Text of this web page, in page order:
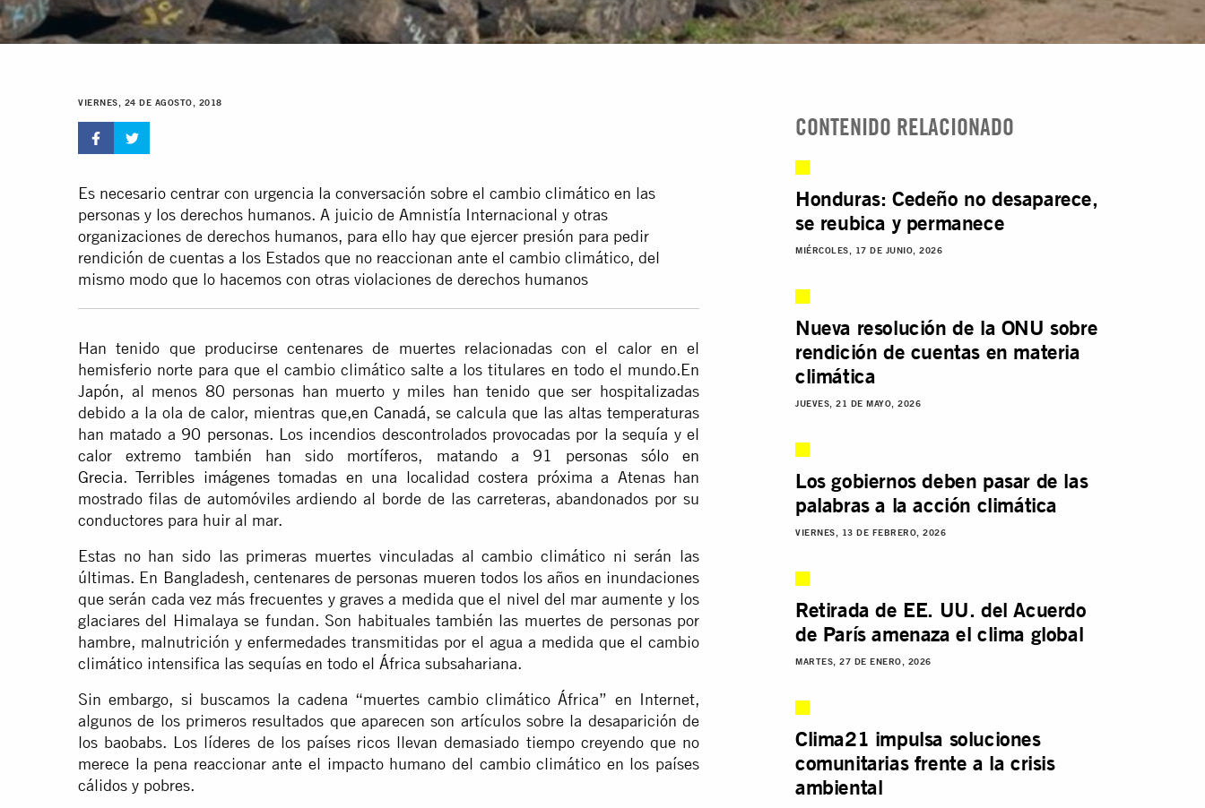
VIERNES, 24 DE AGOSTO, 2018
Es necesario centrar con urgencia la conversación sobre el cambio climático en las
personas y los derechos humanos. A juicio de Amnistía Internacional y otras
organizaciones de derechos humanos, para ello hay que ejercer presión para pedir
rendición de cuentas a los Estados que no reaccionan ante el cambio climático, del
mismo modo que lo hacemos con otras violaciones de derechos humanos
Han tenido que producirse centenares de muertes relacionadas con el calor en el
hemisferio norte para que el cambio climático salte a los titulares en todo el mundo.En
Japón, al menos 80 personas han muerto y miles han tenido que ser hospitalizadas
debido a la ola de calor, mientras que,en Canadá, se calcula que las altas temperaturas
han matado a 90 personas. Los incendios descontrolados provocadas por la sequía y el
calor extremo también han sido mortíferos, matando a 91 personas sólo en
Grecia.Terribles imágenestomadas en una localidad costera próxima a Atenas han
mostrado filas de automóviles ardiendo al borde de las carreteras, abandonados por su
conductores para huir al mar.
Estas no han sido las primeras muertes vinculadas al cambio climático ni serán las
últimas. En Bangladesh, centenares de personas mueren todos los años en inundaciones
que serán cada vez más frecuentes y graves a medida que el nivel del mar aumente y los
glaciares del Himalaya se fundan. Son habituales también las muertes de personas por
hambre, malnutrición y enfermedades transmitidas por el agua a medida que el cambio
climático intensifica las sequías en todo el África subsahariana.
Sin embargo, si buscamos la cadena “muertes cambio climático África” en Internet,
algunos de los primeros resultados que aparecen son artículos sobre la desaparición de
los baobabs. Los líderes de los países ricos llevan demasiado tiempo creyendo que no
merece la pena reaccionar ante el impacto humano del cambio climático en los países
cálidos y pobres.
CONTENIDO RELACIONADO
Honduras: Cedeño no desaparece,
se reubica y permanece
MIÉRCOLES, 17 DE JUNIO, 2026
Nueva resolución de la ONU sobre
rendición de cuentas en materia
climática
JUEVES, 21 DE MAYO, 2026
Los gobiernos deben pasar de las
palabras a la acción climática
VIERNES, 13 DE FEBRERO, 2026
Retirada de EE. UU. del Acuerdo
de París amenaza el clima global
MARTES, 27 DE ENERO, 2026
Clima21 impulsa soluciones
comunitarias frente a la crisis
ambiental